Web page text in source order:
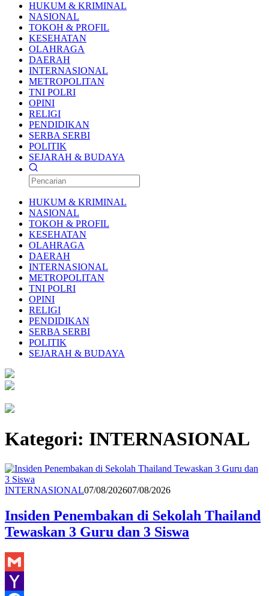
HUKUM & KRIMINAL
NASIONAL
TOKOH & PROFIL
KESEHATAN
OLAHRAGA
DAERAH
INTERNASIONAL
METROPOLITAN
TNI POLRI
OPINI
RELIGI
PENDIDIKAN
SERBA SERBI
POLITIK
SEJARAH & BUDAYA
HUKUM & KRIMINAL
NASIONAL
TOKOH & PROFIL
KESEHATAN
OLAHRAGA
DAERAH
INTERNASIONAL
METROPOLITAN
TNI POLRI
OPINI
RELIGI
PENDIDIKAN
SERBA SERBI
POLITIK
SEJARAH & BUDAYA
Kategori: INTERNASIONAL
INTERNASIONALRedaksi
07/08/202607/08/2026
Insiden Penembakan di Sekolah Thailand
Tewaskan 3 Guru dan 3 Siswa
Gmail